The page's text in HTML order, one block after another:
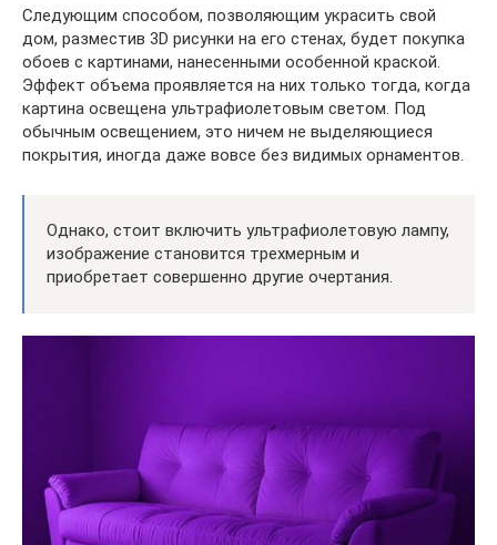
Следующим способом, позволяющим украсить свой
дом, разместив 3D рисунки на его стенах, будет покупка
обоев с картинами, нанесенными особенной краской.
Эффект объема проявляется на них только тогда, когда
картина освещена ультрафиолетовым светом. Под
обычным освещением, это ничем не выделяющиеся
покрытия, иногда даже вовсе без видимых орнаментов.
Однако, стоит включить ультрафиолетовую лампу,
изображение становится трехмерным и
приобретает совершенно другие очертания.